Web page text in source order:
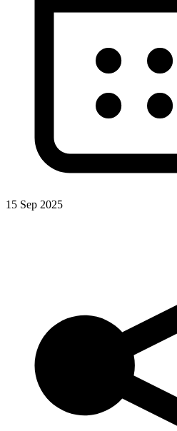
15 Sep 2025